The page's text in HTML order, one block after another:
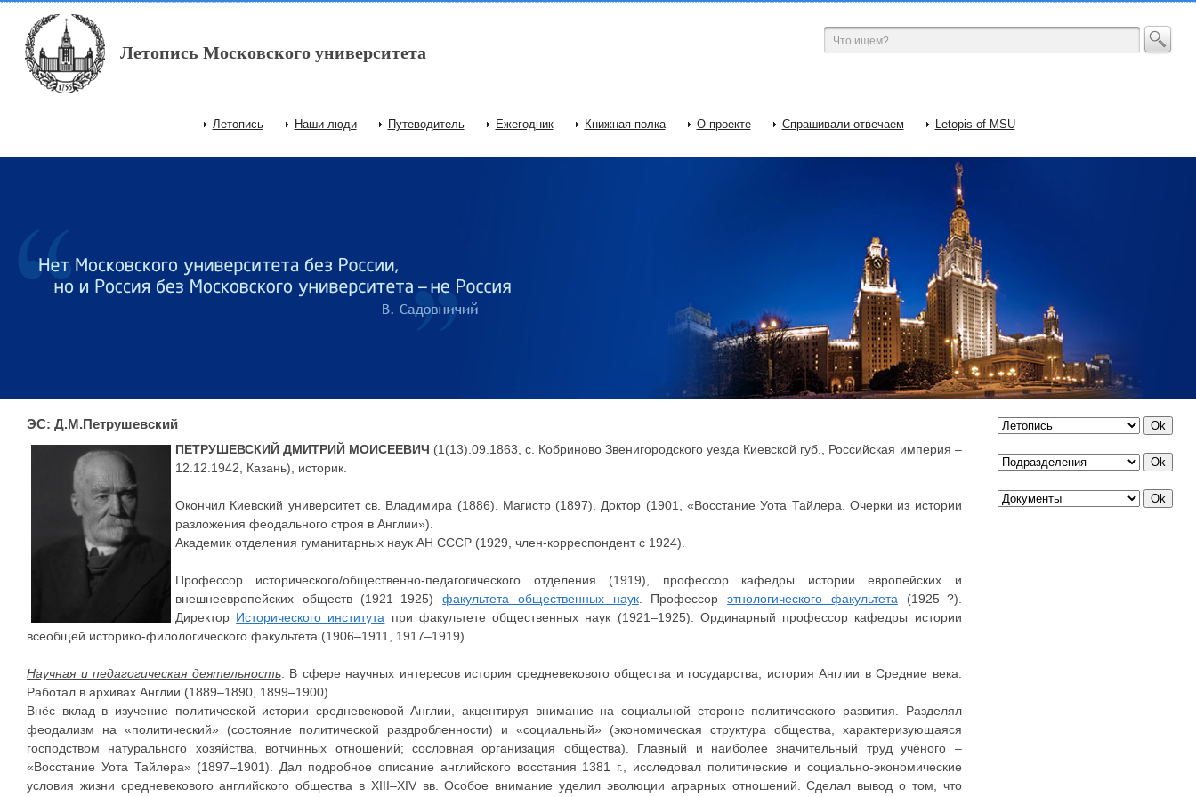
Перейти к основному содержанию
Летопись Московского университета
Главное меню
Летопись Наши люди Путеводитель Ежегодник Книжная полка О проекте Спрашивали-отвечаем Letopis of MSU
ЭС: Д.М.Петрушевский
ПЕТРУШЕВСКИЙ ДМИТРИЙ МОИСЕЕВИЧ (1(13).09.1863, с. Кобриново Звенигородского уезда Киевской губ., Российская империя –
12.12.1942, Казань), историк.
Окончил Киевский университет св. Владимира (1886). Магистр (1897). Доктор (1901, «Восстание Уота Тайлера. Очерки из истории
разложения феодального строя в Англии»).
Академик отделения гуманитарных наук АН СССР (1929, член-корреспондент с 1924).
Профессор исторического/общественно-педагогического отделения (1919), профессор кафедры истории европейских и
внешнеевропейских обществ (1921–1925)факультета общественных наук. Профессорэтнологического факультета (1925–?).
Директор Исторического института при факультете общественных наук (1921–1925). Ординарный профессор кафедры истории
всеобщей историко-филологического факультета (1906–1911, 1917–1919).
Научная и педагогическая деятельность. В сфере научных интересов история средневекового общества и государства, история Англии в Средние века.
Работал в архивах Англии (1889–1890, 1899–1900).
Внёс вклад в изучение политической истории средневековой Англии, акцентируя внимание на социальной стороне политического развития. Разделял
феодализм на «политический» (состояние политической раздробленности) и «социальный» (экономическая структура общества, характеризующаяся
господством натурального хозяйства, вотчинных отношений; сословная организация общества). Главный и наиболее значительный труд учёного –
«Восстание Уота Тайлера» (1897–1901). Дал подробное описание английского восстания 1381 г., исследовал политические и социально-экономические
условия жизни средневекового английского общества в XIII–XIV вв. Особое внимание уделил эволюции аграрных отношений. Сделал вывод о том, что